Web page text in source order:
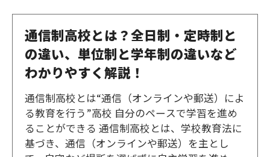
通信制高校とは？全日制・定時制と
の違い、単位制と学年制の違いなど
わかりやすく解説！
通信制高校とは“通信（オンラインや郵送）によ
る教育を行う”高校 自分のペースで学習を進め
ることができる 通信制高校とは、学校教育法に
基づき、通信（オンラインや郵送）を主とし